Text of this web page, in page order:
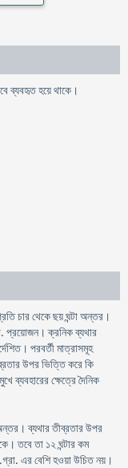
ব্যবহৃত হয়ে থাকে।
চার থেকে ছয় ঘন্টা অন্তর।
প্রয়োজন। ক্রনিক ব্যথার
পরবর্তী মাত্রাসমূহ
উপর ভিত্তি করে কি
ব্যবহারের ক্ষেত্রে দৈনিক
ব্যথার তীব্রতার উপর
তবে তা ১২ ঘন্টার কম
এর বেশি হওয়া উচিত নয়।